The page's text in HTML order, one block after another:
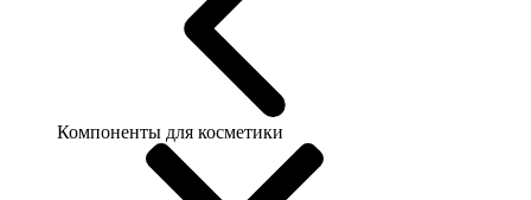
Компоненты для косметики